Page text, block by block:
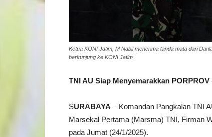
Ketua KONI Jatim, M Nabil menerima tanda mata dari
berkunjung ke KONI Jatim
TNI AU Siap Menyemarakkan
SURABAYA – Komandan Pangkalan TNI
Marsekal Pertama (Marsma) TNI, Firman
pada Jumat (24/1/2025).